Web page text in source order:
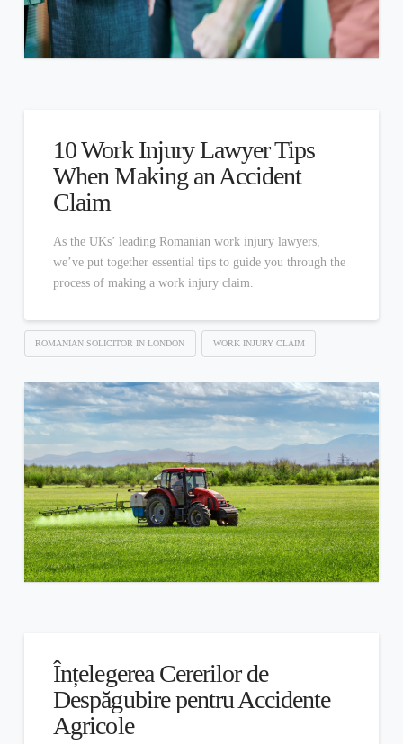
10 Work Injury Lawyer Tips
When Making an Accident
Claim
As the UKs’ leading Romanian work injury lawyers,
we’ve put together essential tips to guide you through the
process of making a work injury claim.
ROMANIAN SOLICITOR IN LONDON WORK INJURY CLAIM
Înțelegerea Cererilor de
Despăgubire pentru Accidente
Agricole